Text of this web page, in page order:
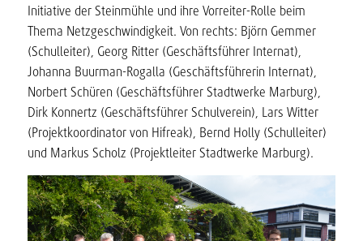
Initiative der Steinmühle und ihre Vorreiter-Rolle beim
Thema Netzgeschwindigkeit. Von rechts: Björn Gemmer
(Schulleiter), Georg Ritter (Geschäftsführer Internat),
Johanna Buurman-Rogalla (Geschäftsführerin Internat),
Norbert Schüren (Geschäftsführer Stadtwerke Marburg),
Dirk Konnertz (Geschäftsführer Schulverein), Lars Witter
(Projektkoordinator von Hifreak), Bernd Holly (Schulleiter)
und Markus Scholz (Projektleiter Stadtwerke Marburg).